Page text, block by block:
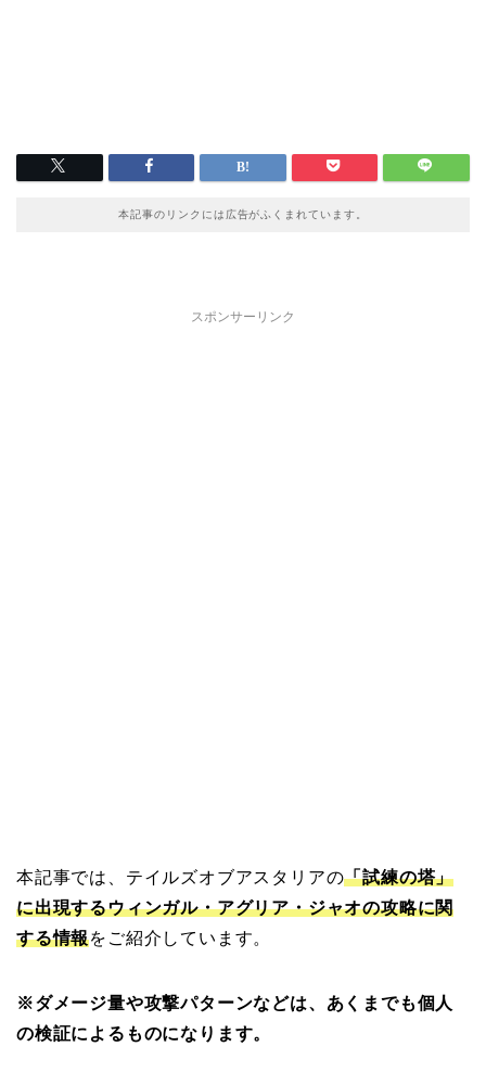
本記事のリンクには広告がふくまれています。
スポンサーリンク
本記事では、テイルズオブアスタリアの「試練の塔」
に出現するウィンガル・アグリア・ジャオの攻略に関
する情報をご紹介しています。
※ダメージ量や攻撃パターンなどは、あくまでも個人
の検証によるものになります。